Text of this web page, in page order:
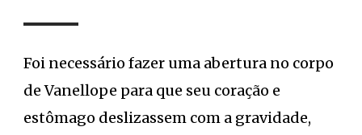
Foi necessário fazer uma abertura no corpo
de Vanellope para que seu coração e
estômago deslizassem com a gravidade,